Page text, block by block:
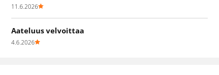
11.6.2026
Aateluus velvoittaa
4.6.2026